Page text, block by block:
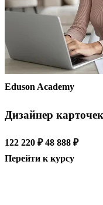
Eduson Academy
Дизайнер
122 220 ₽ 48 888 ₽
Перейти к курсу